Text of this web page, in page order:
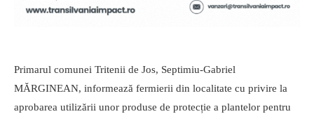
Primarul comunei Tritenii de Jos, Septimiu-Gabriel
MĂRGINEAN, informează fermierii din localitate cu privire la
aprobarea utilizării unor produse de protecție a plantelor pentru